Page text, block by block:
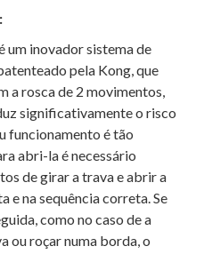
um inovador sistema de
pela Kong, que
a rosca de 2 movimentos,
significativamente o risco
funcionamento é tão
abri-la é necessário
de girar a trava e abrir a
e na sequência correta. Se
como no caso de a
ou roçar numa borda, o